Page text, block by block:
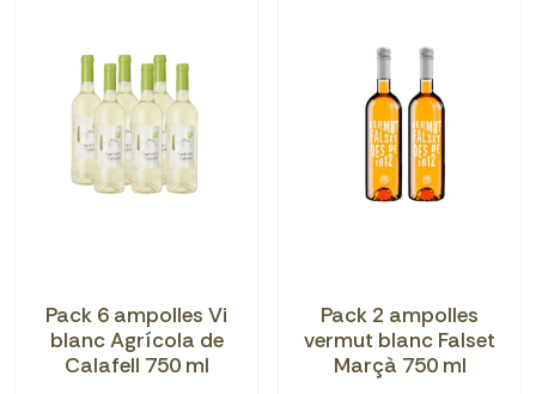
Pack 6 ampolles Vi
blanc Agrícola de
Calafell 750 ml
Pack 2 ampolles
vermut blanc Falset
Marçà 750 ml